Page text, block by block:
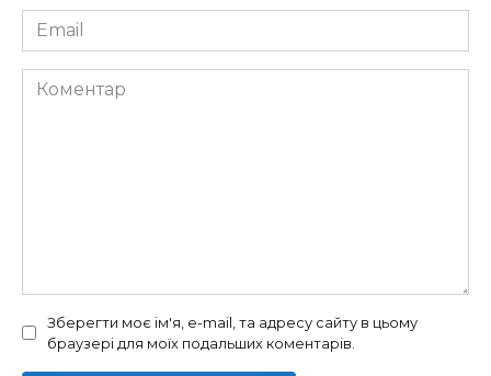
Email
*
Коментар
Зберегти моє ім'я, e-mail, та адресу сайту в цьому
браузері для моїх подальших коментарів.